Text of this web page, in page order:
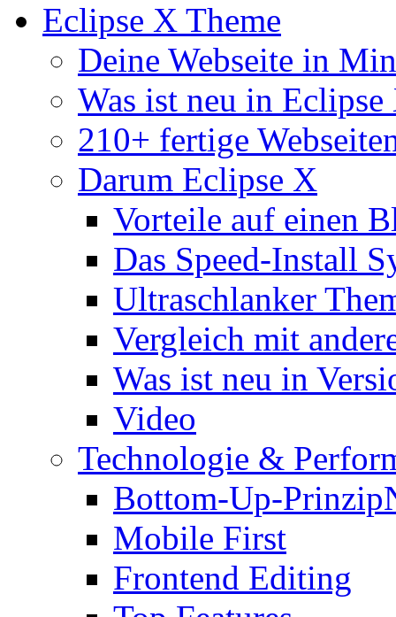
Eclipse X Theme
Deine Webseite in
Was ist neu in Eclipse
210+ fertige
Darum Eclipse X
Vorteile auf einen
Das Speed-Install
Ultraschlanker
Vergleich mit
Was ist neu in
Video
Technologie &
Bottom-Up-Prinzip
Mobile First
Frontend Editing